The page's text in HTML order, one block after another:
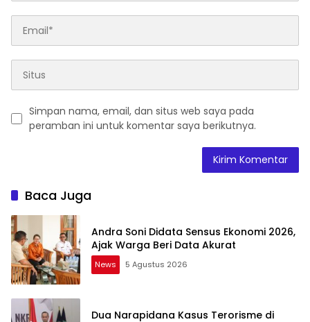
Simpan nama, email, dan situs web saya pada
peramban ini untuk komentar saya berikutnya.
Baca Juga
Andra Soni Didata Sensus Ekonomi 2026,
Ajak Warga Beri Data Akurat
News 5 Agustus 2026
Dua Narapidana Kasus Terorisme di